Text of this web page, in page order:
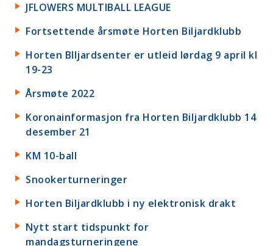
JFLOWERS MULTIBALL LEAGUE
Fortsettende årsmøte Horten Biljardklubb
Horten BIljardsenter er utleid lørdag 9 april kl
19-23
Årsmøte 2022
Koronainformasjon fra Horten Biljardklubb 14
desember 21
KM 10-ball
Snookerturneringer
Horten Biljardklubb i ny elektronisk drakt
Nytt start tidspunkt for
mandagsturneringene